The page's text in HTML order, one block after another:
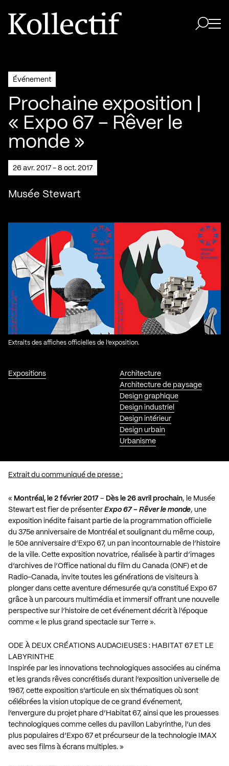
Aller à la page d'accueil
Logo Kollectif
Événement
Prochaine exposition |
« Expo 67 – Rêver le
monde »
26 avr. 2017 - 8 oct. 2017
Musée Stewart
Expositions
Architecture
Architecture de paysage
Design graphique
Design industriel
Design intérieur
Design urbain
Urbanisme
Extraits des affiches officielles de l’exposition.
Extrait du communiqué de presse :
« Montréal, le 2 février 2017 – Dès le 26 avril prochain, le Musée
Stewart est fier de présenter Expo 67 – Rêver le monde, une
exposition inédite faisant partie de la programmation officielle
du 375e anniversaire de Montréal et soulignant du même coup,
le 50e anniversaire d’Expo 67, un pan incontournable de l’histoire
de la ville. Cette exposition novatrice, réalisée à partir d’images
d’archives de l’Office national du film du Canada (ONF) et de
Radio-Canada, invite toutes les générations de visiteurs à
plonger dans cette aventure démesurée qu’a constitué Expo 67
grâce à un parcours multimédia et immersif offrant une nouvelle
perspective sur l’histoire de cet événement décrit à l’époque
comme « le plus grand spectacle sur Terre ».
ODE À DEUX CRÉATIONS AUDACIEUSES : HABITAT 67 ET LE
LABYRINTHE
Inspirée par les innovations technologiques associées au cinéma
et les grands rêves concrétisés durant l’exposition universelle de
1967, cette exposition s’articule en six thématiques où sont
célébrées la vision utopique de ce grand événement,
l’envergure du projet phare d’Habitat 67, ainsi que les prouesses
technologiques comme celles du pavillon Labyrinthe, l’un des
plus populaires d’Expo 67 et précurseur de la technologie IMAX
avec ses films à écrans multiples. »